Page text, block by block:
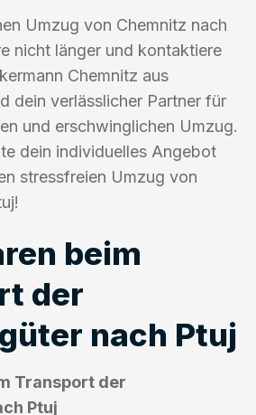
Umzug von Chemnitz nach
nicht länger und kontaktiere
Chemnitz aus
dein verlässlicher Partner für
und erschwinglichen Umzug.
dein individuelles Angebot
stressfreien Umzug von
beim
der
nach Ptuj
Transport der
Ptuj